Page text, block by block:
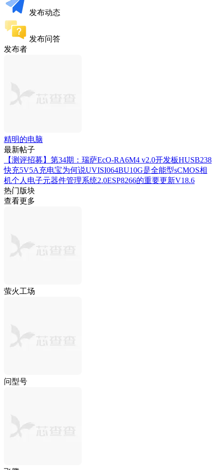
发布动态
发布问答
发布者
精明的电脑
最新帖子
【测评招募】第34期：瑞萨EcO-RA6M4 v2.0开发板HUSB238
快充5V5A充电宝为何说UVISI064BU10G是全能型sCMOS相
机个人电子元器件管理系统2.0ESP8266的重要更新V18.6
热门版块
查看更多
萤火工场
问型号